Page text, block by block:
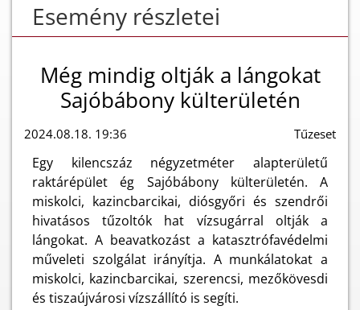
Esemény részletei
Még mindig oltják a lángokat
Sajóbábony külterületén
2024.08.18. 19:36 Tűzeset
Egy kilencszáz négyzetméter alapterületű
raktárépület ég Sajóbábony külterületén. A
miskolci, kazincbarcikai, diósgyőri és szendrői
hivatásos tűzoltók hat vízsugárral oltják a
lángokat. A beavatkozást a katasztrófavédelmi
műveleti szolgálat irányítja. A munkálatokat a
miskolci, kazincbarcikai, szerencsi, mezőkövesdi
és tiszaújvárosi vízszállító is segíti.